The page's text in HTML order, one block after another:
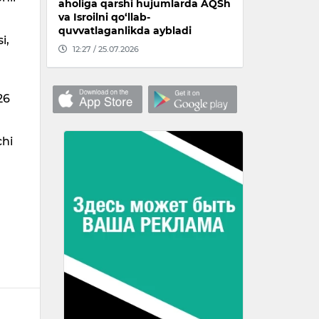
aholiga qarshi hujumlarda AQSh
va Isroilni qo‘llab-
quvvatlaganlikda aybladi
12:27 / 25.07.2026